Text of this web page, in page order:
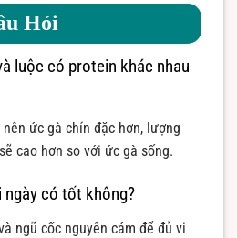
Hỏi
luộc có protein khác nhau
ức gà chín đặc hơn, lượng
cao hơn so với ức gà sống.
ngày có tốt không?
ngũ cốc nguyên cám để đủ vi